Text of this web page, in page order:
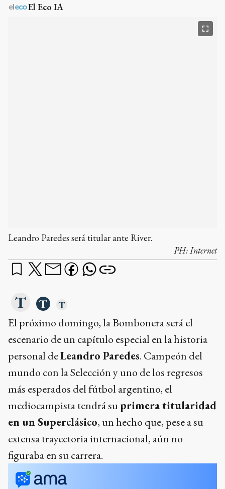
El Eco IA
El próximo domingo, la Bombonera será el
personal deLeandro Paredes
mundo con la Selección y uno de los regresos
más esperados del fútbol argentino, el
mediocampista tendrá suprimera titularidad
en un Superclásico, un hecho que, pese a su
extensa trayectoria internacional, aún no
figuraba en su carrera.
¿qué querés saber?
Dame un resumen
Ads